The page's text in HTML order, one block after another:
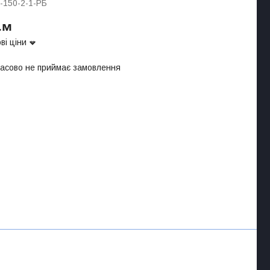
150-2-1-РБ
ціни
не приймає замовлення